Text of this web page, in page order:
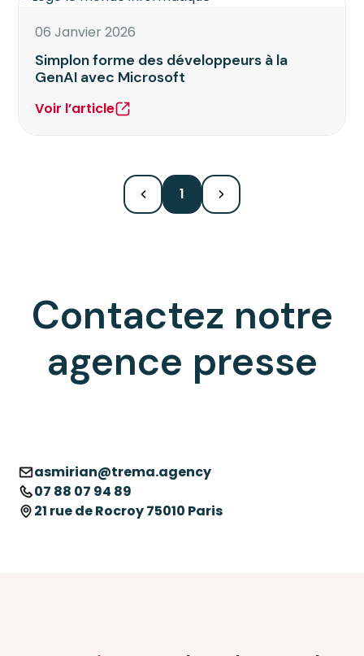
06 Janvier 2026
Simplon forme des développeurs à la
GenAI avec Microsoft
Voir l’article
1
Contactez notre
agence presse
asmirian@trema.agency
07 88 07 94 89
21 rue de Rocroy 75010 Paris